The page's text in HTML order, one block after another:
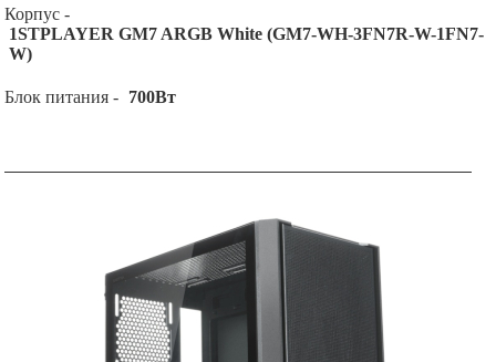
Корпус -
1STPLAYER GM7 ARGB White (GM7-WH-3FN7R-W-1FN7-
W)
Блок питания - 700Вт